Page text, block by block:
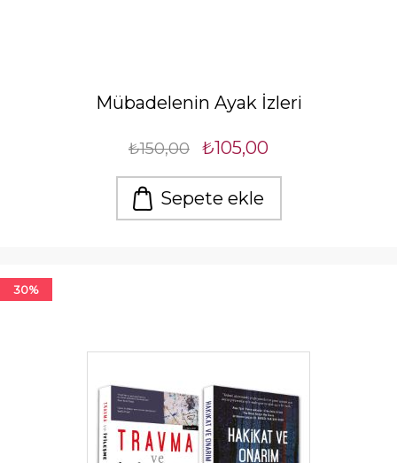
Mübadelenin Ayak İzleri
₺150,00 ₺105,00
Sepete ekle
30%